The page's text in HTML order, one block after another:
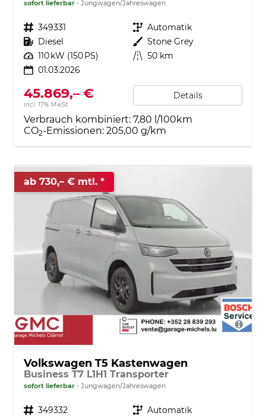
sofort lieferbar Jungwagen/Jahreswagen
Fahrzeugnr. 349331 Getriebe Automatik
Kraftstoff Diesel Außenfarbe Stone Grey
Leistung 110 kW (150 PS) Kilometerstand 50 km
01.03.2026
45.869,– €
incl. 17% MwSt.
Details
Verbrauch kombiniert: 7,80 l/100km
CO2-Emissionen: 205,00 g/km
ab 730,– € mtl.
Volkswagen T5 Kastenwagen
Business T7 L1H1 Transporter
sofort lieferbar Jungwagen/Jahreswagen
Fahrzeugnr. 349332 Getriebe Automatik